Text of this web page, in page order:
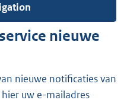
nieuwe
nieuwe notificaties van
uw e-mailadres